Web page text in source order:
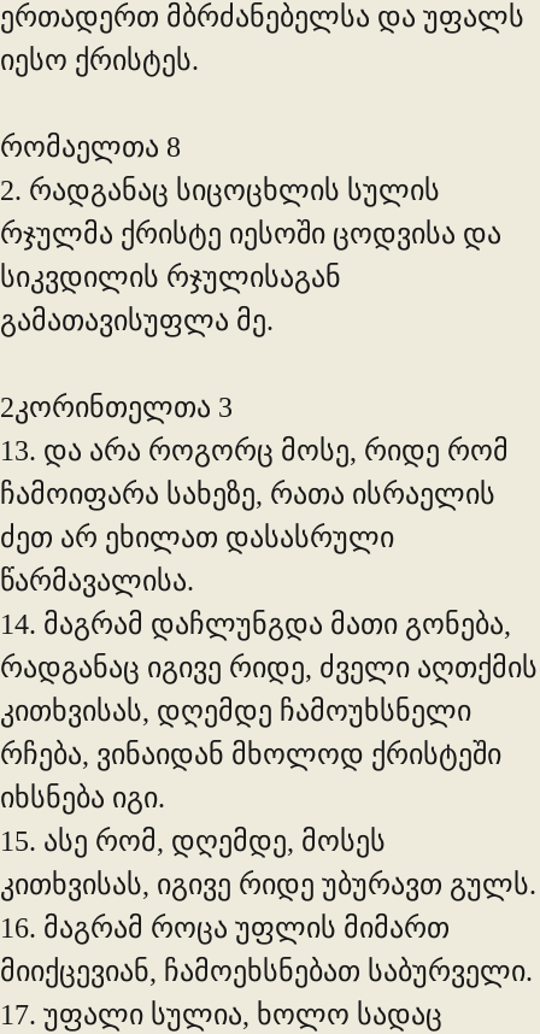
ერთადერთ მბრძანებელსა და უფალს
იესო ქრისტეს.
რომაელთა 8
2. რადგანაც სიცოცხლის სულის
რჯულმა ქრისტე იესოში ცოდვისა და
სიკვდილის რჯულისაგან
გამათავისუფლა მე.
2კორინთელთა 3
13. და არა როგორც მოსე, რიდე რომ
ჩამოიფარა სახეზე, რათა ისრაელის
ძეთ არ ეხილათ დასასრული
წარმავალისა.
14. მაგრამ დაჩლუნგდა მათი გონება,
რადგანაც იგივე რიდე, ძველი აღთქმის
კითხვისას, დღემდე ჩამოუხსნელი
რჩება, ვინაიდან მხოლოდ ქრისტეში
იხსნება იგი.
15. ასე რომ, დღემდე, მოსეს
კითხვისას, იგივე რიდე უბურავთ გულს.
16. მაგრამ როცა უფლის მიმართ
მიიქცევიან, ჩამოეხსნებათ საბურველი.
17. უფალი სულია, ხოლო სადაც